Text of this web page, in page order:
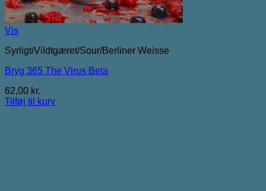
Vis
Syrligt/Vildtgæret/Sour/Berliner Weisse
Bryg 365 The Virus Beta
62,00 kr.
Tilføj til kurv